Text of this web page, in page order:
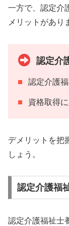
一方で、認定介
メリットがあり
認定介
認定介護
資格取得
デメリットを把
しょう。
認定介護福
認定介護福祉士